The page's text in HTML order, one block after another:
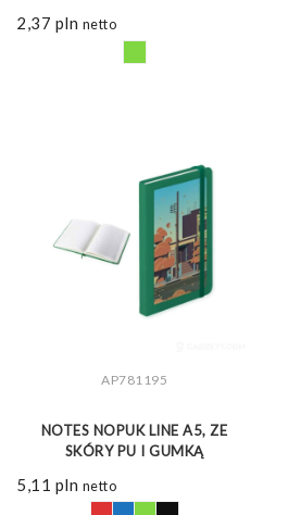
2,37 pln netto
ZOBACZ WIĘCEJ
AP781195
NOTES NOPUK LINE A5, ZE
SKÓRY PU I GUMKĄ
5,11 pln netto